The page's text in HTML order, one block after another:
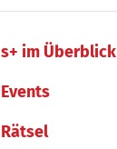
s+ im Überblick
Events
Rätsel